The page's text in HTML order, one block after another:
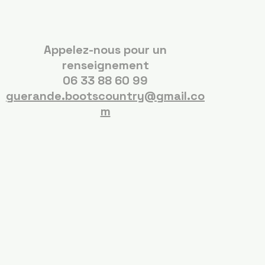
Appelez-nous pour un
renseignement
06 33 88 60 99
guerande.bootscountry@gmail.co
m